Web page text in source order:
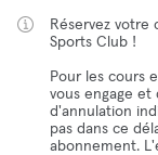
Réservez votre
Sports Club !
Pour les cours
vous engage et
d'annulation
pas dans ce
abonnement.